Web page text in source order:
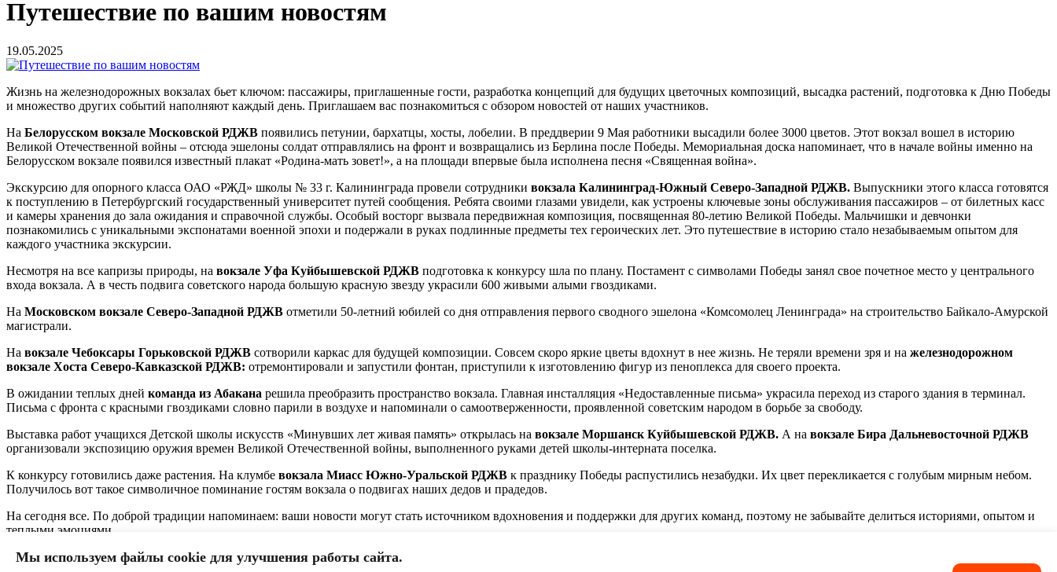
Путешествие по вашим новостям
19.05.2025
Жизнь на железнодорожных вокзалах бьет ключом: пассажиры, приглашенные гости, разработка концепций для будущих цветочных композиций, высадка растений, подготовка к Дню Победы
и множество других событий наполняют каждый день. Приглашаем вас познакомиться с обзором новостей от наших участников.
На Белорусском вокзале Московской РДЖВ появились петунии, бархатцы, хосты, лобелии. В преддверии 9 Мая работники высадили более 3000 цветов. Этот вокзал вошел в историю
Великой Отечественной войны – отсюда эшелоны солдат отправлялись на фронт и возвращались из Берлина после Победы. Мемориальная доска напоминает, что в начале войны именно на
Белорусском вокзале появился известный плакат «Родина-мать зовет!», а на площади впервые была исполнена песня «Священная война».
Экскурсию для опорного класса ОАО «РЖД» школы № 33 г. Калининграда провели сотрудники вокзала Калининград-Южный Северо-Западной РДЖВ. Выпускники этого класса готовятся
к поступлению в Петербургский государственный университет путей сообщения. Ребята своими глазами увидели, как устроены ключевые зоны обслуживания пассажиров – от билетных касс
и камеры хранения до зала ожидания и справочной службы. Особый восторг вызвала передвижная композиция, посвященная 80-летию Великой Победы. Мальчишки и девчонки
познакомились с уникальными экспонатами военной эпохи и подержали в руках подлинные предметы тех героических лет. Это путешествие в историю стало незабываемым опытом для
каждого участника экскурсии.
Несмотря на все капризы природы, на вокзале Уфа Куйбышевской РДЖВ подготовка к конкурсу шла по плану. Постамент с символами Победы занял свое почетное место у центрального
входа вокзала. А в честь подвига советского народа большую красную звезду украсили 600 живыми алыми гвоздиками.
На Московском вокзале Северо-Западной РДЖВ отметили 50-летний юбилей со дня отправления первого сводного эшелона «Комсомолец Ленинграда» на строительство Байкало-Амурской
магистрали.
На вокзале Чебоксары Горьковской РДЖВ сотворили каркас для будущей композиции. Совсем скоро яркие цветы вдохнут в нее жизнь. Не теряли времени зря и на железнодорожном
вокзале Хоста Северо-Кавказской РДЖВ: отремонтировали и запустили фонтан, приступили к изготовлению фигур из пеноплекса для своего проекта.
В ожидании теплых дней команда из Абакана решила преобразить пространство вокзала. Главная инсталляция «Недоставленные письма» украсила переход из старого здания в терминал.
Письма с фронта с красными гвоздиками словно парили в воздухе и напоминали о самоотверженности, проявленной советским народом в борьбе за свободу.
Выставка работ учащихся Детской школы искусств «Минувших лет живая память» открылась на вокзале Моршанск Куйбышевской РДЖВ. А на вокзале Бира Дальневосточной РДЖВ
организовали экспозицию оружия времен Великой Отечественной войны, выполненного руками детей школы-интерната поселка.
К конкурсу готовились даже растения. На клумбе вокзала Миасс Южно-Уральской РДЖВ к празднику Победы распустились незабудки. Их цвет перекликается с голубым мирным небом.
Получилось вот такое символичное поминание гостям вокзала о подвигах наших дедов и прадедов.
На сегодня все. По доброй традиции напоминаем: ваши новости могут стать источником вдохновения и поддержки для других команд, поэтому не забывайте делиться историями, опытом и
теплыми эмоциями.
До скорых встреч!
Мы используем файлы cookie для улучшения работы сайта.